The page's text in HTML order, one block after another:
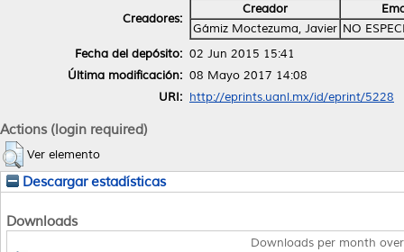
Creadores:
Creador
Gámiz Moctezuma, Javier NO
Fecha del depósito: 02 Jun 2015 15:41
Última modificación: 08 Mayo 2017 14:08
URI: http://eprints.uanl.mx/id/eprint/5228
Actions (login required)
Ver elemento
Descargar estadísticas
Downloads
Downloads per month